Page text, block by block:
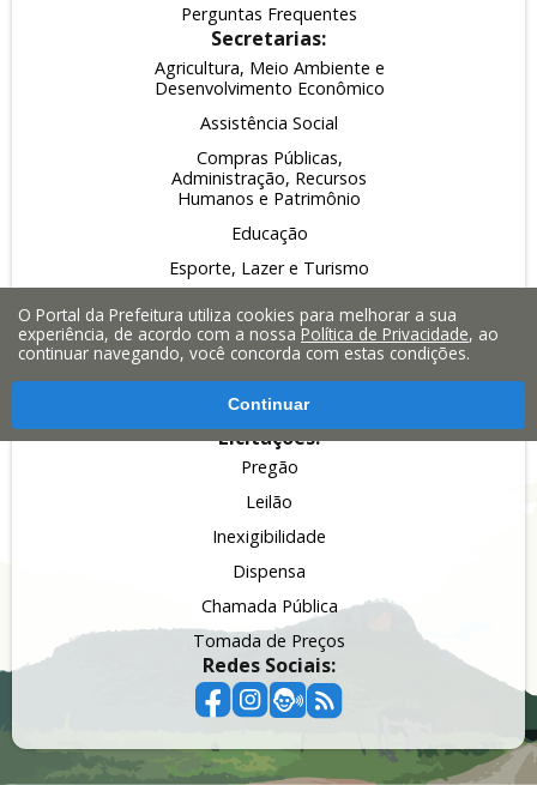
Perguntas Frequentes
Secretarias:
Agricultura, Meio Ambiente e
Desenvolvimento Econômico
Assistência Social
Compras Públicas,
Administração, Recursos
Humanos e Patrimônio
Educação
Esporte, Lazer e Turismo
Fazenda, Planejamento e
Finanças
Obras, Serviços Públicos e
Infraestrutura
Saúde
Licitações:
Pregão
Leilão
Inexigibilidade
Dispensa
Chamada Pública
Tomada de Preços
Redes Sociais:
O Portal da Prefeitura utiliza cookies para melhorar a sua
experiência, de acordo com a nossaPolítica de Privacidade, ao
continuar navegando, você concorda com estas condições.
Continuar